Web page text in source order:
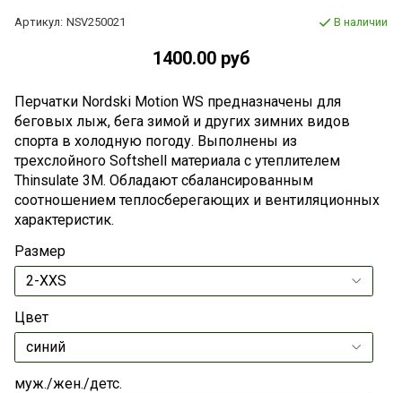
Артикул: NSV250021 В наличии
1400.00 руб
Перчатки Nordski Motion WS предназначены для
беговых лыж, бега зимой и других зимних видов
спорта в холодную погоду. Выполнены из
трехслойного Softshell материала с утеплителем
Thinsulate 3M. Обладают сбалансированным
соотношением теплосберегающих и вентиляционных
характеристик.
Размер
Цвет
муж./жен./детс.